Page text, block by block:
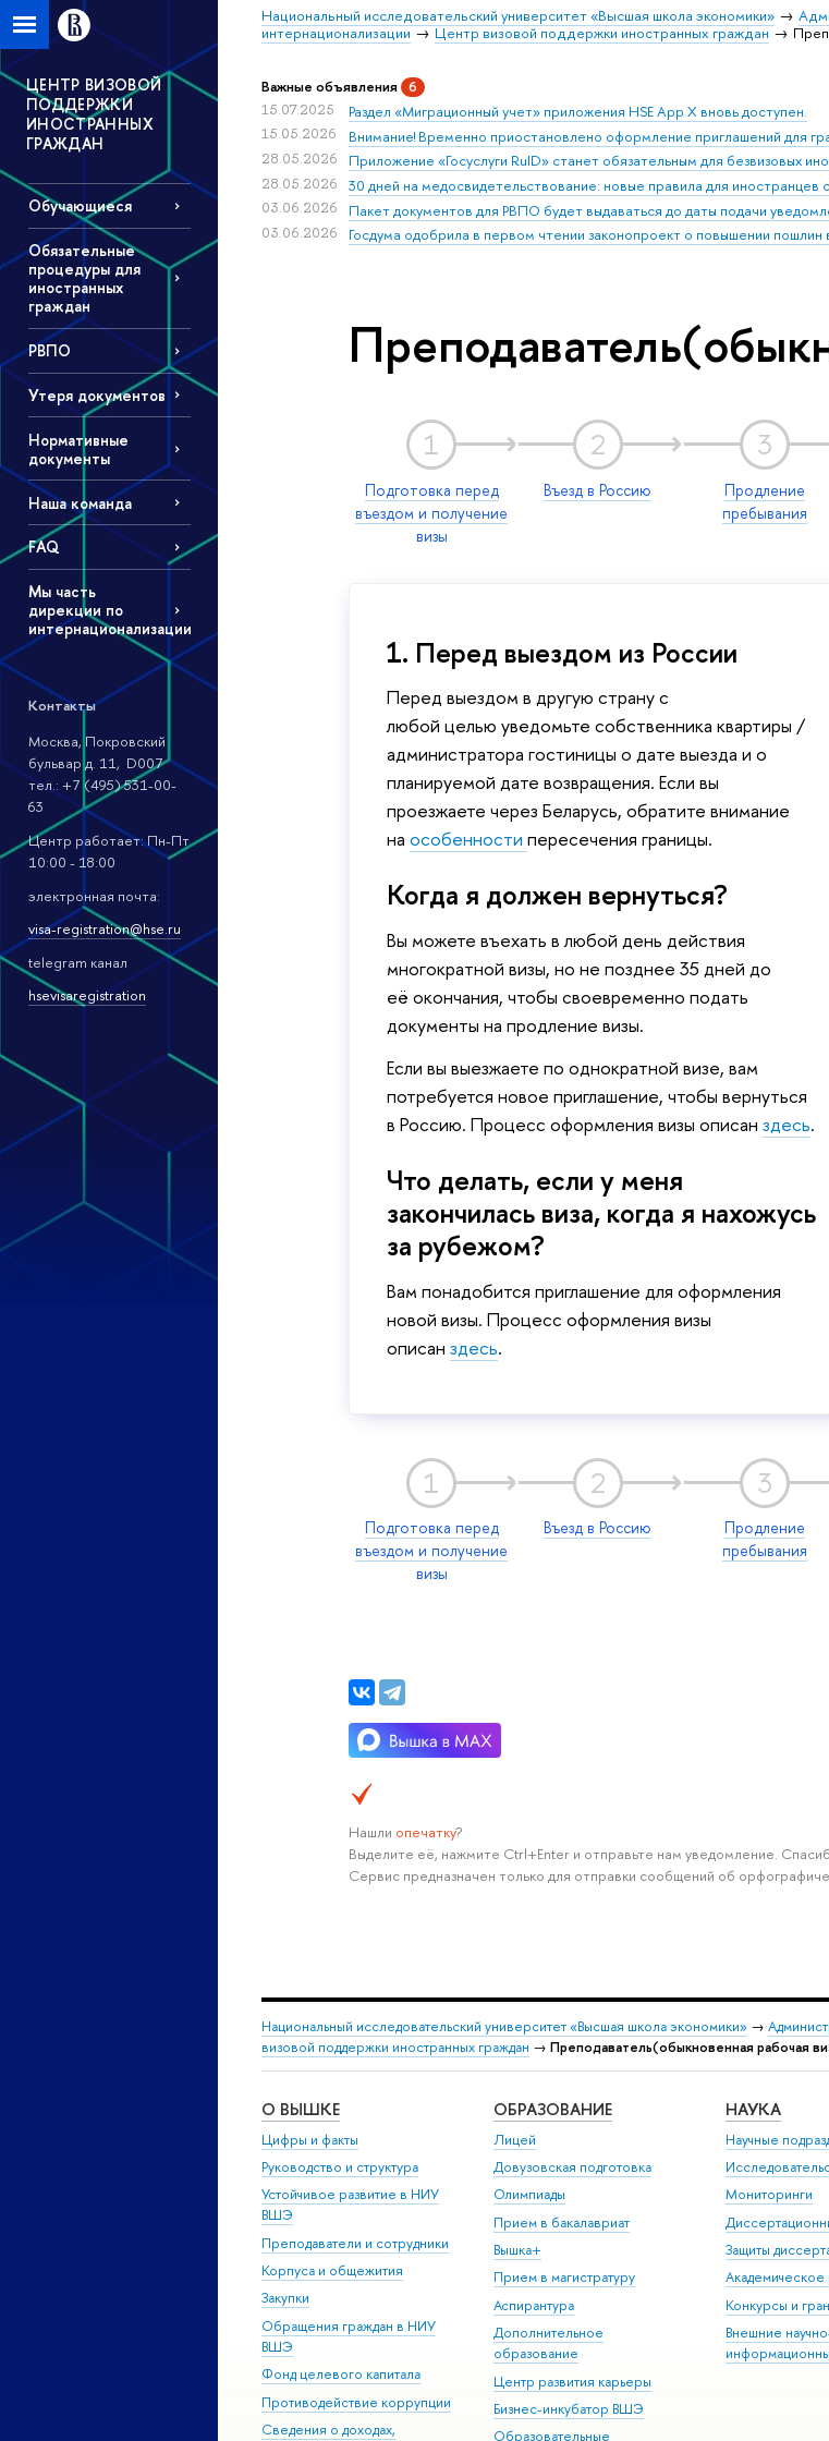
Национальный исследовательский университет «Высшая школа экономики»
интернационализации
Центр визовой поддержки иностранных граждан
ЦЕНТР ВИЗОВОЙ
ПОДДЕРЖКИ
ИНОСТРАННЫХ
ГРАЖДАН
Обучающиеся
Обязательные
процедуры для
иностранных
граждан
РВПО
Утеря документов
Нормативные
документы
Наша команда
FAQ
Мы часть
дирекции по
интернационализации
Контакты
Москва, Покровский
бульвар д. 11, D007
тел.: +7 (495) 531-00-
63
Центр работает: Пн-Пт
10:00 - 18:00
электронная почта:
visa-registration@hse.ru
telegram канал
hsevisaregistration
Важные объявления 6
15.07.2025 Раздел «Миграционный учет» приложения HSE App X вновь доступен.
15.05.2026 Внимание! Временно приостановлено оформление приглашений для
28.05.2026 Приложение «Госуслуги RuID» станет обязательным для безвизовых
28.05.2026 30 дней на медосвидетельствование: новые правила для иностранцев
03.06.2026 Пакет документов для РВПО будет выдаваться до даты подачи
03.06.2026 Госдума одобрила в первом чтении законопроект о повышении пошлин
1
Подготовка перед
въездом и получение
визы
2
Въезд в Россию
3
Продление
пребывания
1. Перед выездом из России
Перед выездом в другую страну с
любой целью уведомьте собственника квартиры /
администратора гостиницы о дате выезда и о
планируемой дате возвращения. Если вы
проезжаете через Беларусь, обратите внимание
на особенности пересечения границы.
Когда я должен вернуться?
Вы можете въехать в любой день действия
многократной визы, но не позднее 35 дней до
её окончания, чтобы своевременно подать
документы на продление визы.
Если вы выезжаете по однократной визе, вам
потребуется новое приглашение, чтобы вернуться
в Россию. Процесс оформления визы описан здесь.
Что делать, если у меня
закончилась виза, когда я нахожусь
за рубежом?
Вам понадобится приглашение для оформления
новой визы. Процесс оформления визы
описан здесь.
1
Подготовка перед
въездом и получение
визы
2
Въезд в Россию
3
Продление
пребывания
Нашли опечатку?
Выделите её, нажмите Ctrl+Enter и отправьте нам уведомление.
Сервис предназначен только для отправки сообщений об
Национальный исследовательский университет «Высшая школа экономики» →
визовой поддержки иностранных граждан → Преподаватель(обыкновенная рабочая
О ВЫШКЕ
Цифры и факты
Руководство и структура
Устойчивое развитие в НИУ
ВШЭ
Преподаватели и сотрудники
Корпуса и общежития
Закупки
Обращения граждан в НИУ
ВШЭ
Фонд целевого капитала
Противодействие коррупции
Сведения о доходах,
ОБРАЗОВАНИЕ
Лицей
Довузовская подготовка
Олимпиады
Прием в бакалавриат
Вышка+
Прием в магистратуру
Аспирантура
Дополнительное
образование
Центр развития карьеры
Бизнес-инкубатор ВШЭ
Образовательные
НАУКА
Научные
Мониторинги
Защиты
Академическое
Конкурсы и
Внешние